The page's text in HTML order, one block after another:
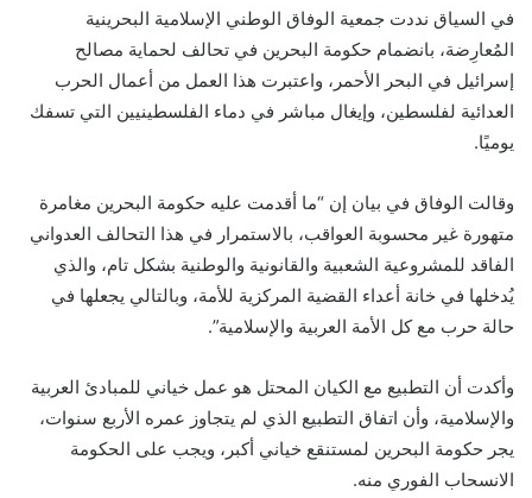
في السياق نددت جمعية الوفاق الوطني الإسلامية البحرينية
المُعارِضة، بانضمام حكومة البحرين في تحالف لحماية مصالح
إسرائيل في البحر الأحمر، واعتبرت هذا العمل من أعمال الحرب
العدائية لفلسطين، وإيغال مباشر في دماء الفلسطينيين التي تسفك
يوميًا.
وقالت الوفاق في بيان إن “ما أقدمت عليه حكومة البحرين مغامرة
متهورة غير محسوبة العواقب، بالاستمرار في هذا التحالف العدواني
الفاقد للمشروعية الشعبية والقانونية والوطنية بشكل تام، والذي
يُدخلها في خانة أعداء القضية المركزية للأمة، وبالتالي يجعلها في
حالة حرب مع كل الأمة العربية والإسلامية”.
وأكدت أن التطبيع مع الكيان المحتل هو عمل خياني للمبادئ العربية
والإسلامية، وأن اتفاق التطبيع الذي لم يتجاوز عمره الأربع سنوات،
يجر حكومة البحرين لمستنقع خياني أكبر، ويجب على الحكومة
الانسحاب الفوري منه.